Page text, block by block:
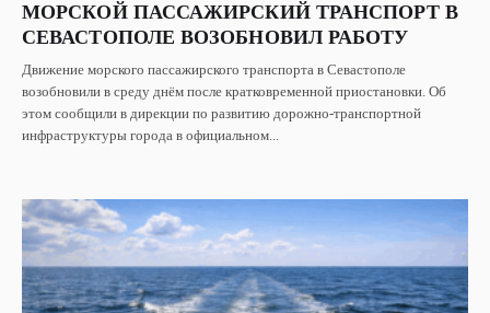
МОРСКОЙ ПАССАЖИРСКИЙ ТРАНСПОРТ В
СЕВАСТОПОЛЕ ВОЗОБНОВИЛ РАБОТУ
Движение морского пассажирского транспорта в Севастополе
возобновили в среду днём после кратковременной приостановки. Об
этом сообщили в дирекции по развитию дорожно-транспортной
инфраструктуры города в официальном...